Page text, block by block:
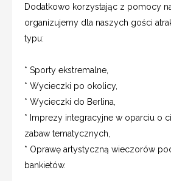
Dodatkowo korzystając z pomocy
organizujemy dla naszych gości
typu:
* Sporty ekstremalne,
* Wycieczki po okolicy,
* Wycieczki do Berlina,
* Imprezy integracyjne w oparciu o
zabaw tematycznych,
* Oprawę artystyczną wieczorów
bankietów.